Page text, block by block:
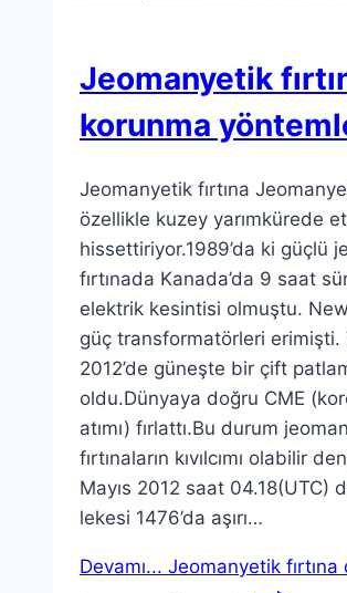
Jeomanyetik
korunma
Jeomanyetik fırtına
özellikle kuzey yarımkürede
hissettiriyor.1989’da ki güçlü
fırtınada Kanada’da 9 saat
elektrik kesintisi olmuştu.
güç transformatörleri erimişti.
2012’de güneşte bir çift
oldu.Dünyaya doğru CME
atımı) fırlattı.Bu durum
fırtınaların kıvılcımı olabilir
Mayıs 2012 saat 04.18(UTC)
lekesi 1476’da aşırı…
Devamı... Jeomanyetik fırtına